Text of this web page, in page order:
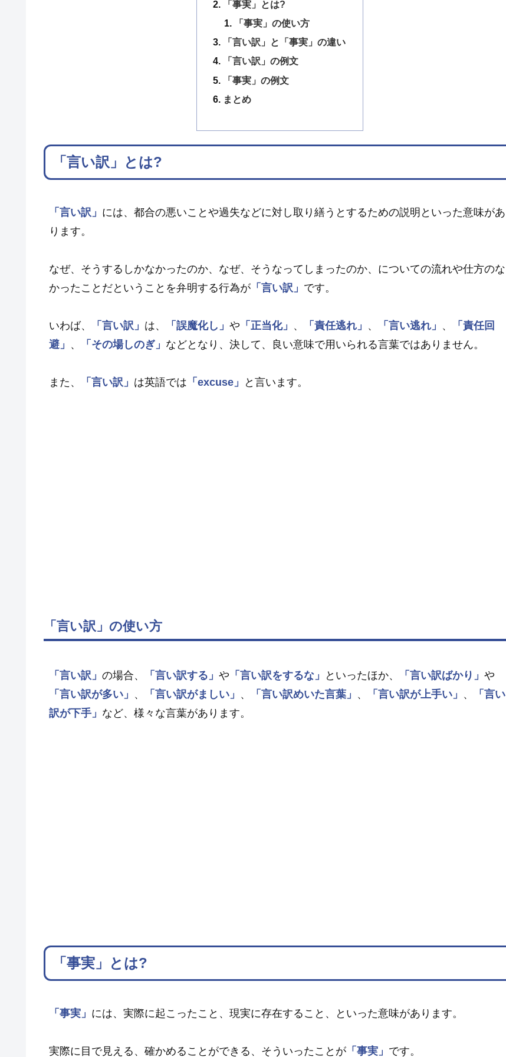
「事実」とは?
「事実」の使い方
「言い訳」と「事実」の違い
「言い訳」の例文
「事実」の例文
まとめ
「言い訳」とは?
「言い訳」 には、都合の悪いことや過失などに対し取り繕うとするための説明といった意味があ
ります。
なぜ、そうするしかなかったのか、なぜ、そうなってしまったのか、についての流れや仕方のな
かったことだということを弁明する行為が 「言い訳」 です。
いわば、 「言い訳」 は、 「誤魔化し」 や 「正当化」 、 「責任逃れ」 、 「言い逃れ」 、
「責任回
避」 、 「その場しのぎ」 などとなり、決して、良い意味で用いられる言葉ではありません。
また、 「言い訳」 は英語では 「excuse」 と言います。
「言い訳」の使い方
「言い訳」 の場合、 「言い訳する」 や 「言い訳をするな」 といったほか、 「言い訳ばかり」 や
「言い訳が多い」 、 「言い訳がましい」 、 「言い訳めいた言葉」 、 「言い訳が上手い」 、
「言い
訳が下手」 など、様々な言葉があります。
「事実」とは?
「事実」 には、実際に起こったこと、現実に存在すること、といった意味があります。
実際に目で見える、確かめることができる、そういったことが 「事実」 です。